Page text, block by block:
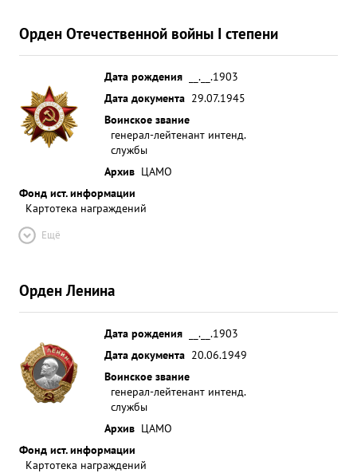
Орден Отечественной войны I степени
Дата рождения
__.__.1903
Дата документа 29.07.1945
Воинское звание
генерал-лейтенант интенд.
службы
Архив ЦАМО
Фонд ист. информации
Картотека награждений
Ещё
Орден Ленина
Дата рождения
__.__.1903
Дата документа 20.06.1949
Воинское звание
генерал-лейтенант интенд.
службы
Архив ЦАМО
Фонд ист. информации
Картотека награждений